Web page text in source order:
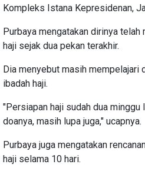
Kompleks Istana Kepresidenan,
Purbaya mengatakan dirinya
haji sejak dua pekan terakhir.
Dia menyebut masih mempelajari
ibadah haji.
"Persiapan haji sudah dua minggu
doanya, masih lupa juga," ucapnya.
Purbaya juga mengatakan
haji selama 10 hari.